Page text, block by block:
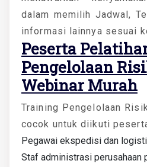
dalam memilih Jadwal,
informasi lainnya sesuai
Peserta
Pengelolaan
Webinar Murah
Training Pengelolaan
cocok untuk diikuti
Pegawai ekspedisi dan
Staf administrasi perusahaan